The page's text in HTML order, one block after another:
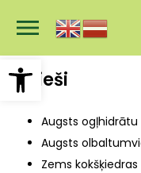
Open toolbar
galveno
Kvieši
Augsts
Augsts
Zems